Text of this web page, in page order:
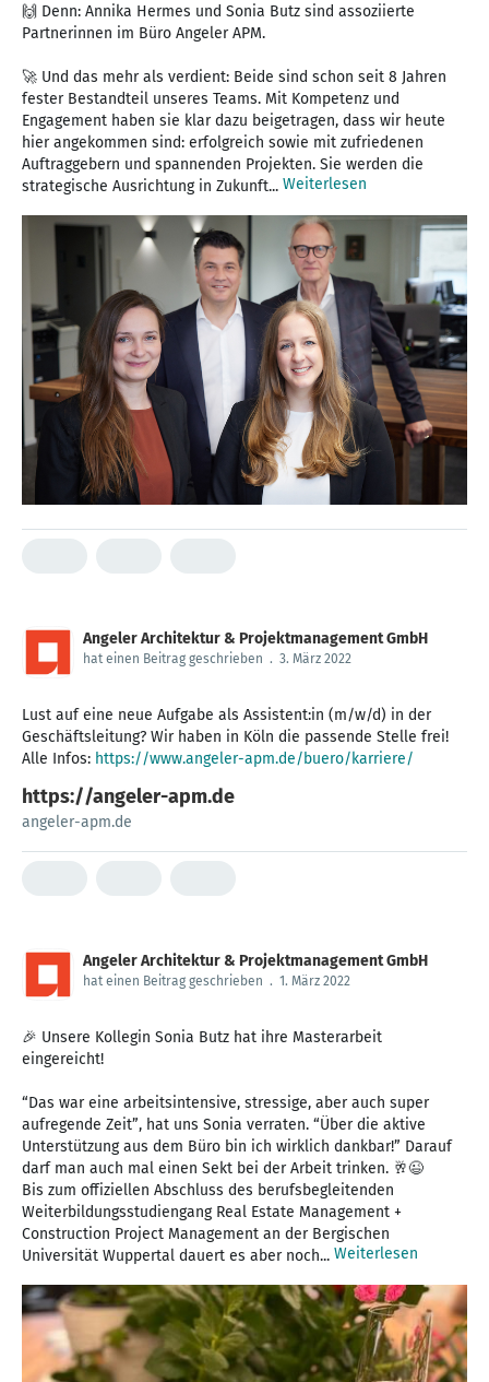
🙌 Denn: Annika Hermes und Sonia Butz sind assoziierte
Partnerinnen im Büro Angeler APM.
🚀 Und das mehr als verdient: Beide sind schon seit 8 Jahren
fester Bestandteil unseres Teams. Mit Kompetenz und
Engagement haben sie klar dazu beigetragen, dass wir heute
hier angekommen sind: erfolgreich sowie mit zufriedenen
Auftraggebern und spannenden Projekten. Sie werden die
strategische Ausrichtung in Zukunft... Weiterlesen
Angeler Architektur & Projektmanagement GmbH
hat einen Beitrag geschrieben . 3. März 2022
Lust auf eine neue Aufgabe als Assistent:in (m/w/d) in der
Geschäftsleitung? Wir haben in Köln die passende Stelle frei!
Alle Infos: https://www.angeler-apm.de/buero/karriere/
https://angeler-apm.de
angeler-apm.de
Angeler Architektur & Projektmanagement GmbH
hat einen Beitrag geschrieben . 1. März 2022
🎉 Unsere Kollegin Sonia Butz hat ihre Masterarbeit
eingereicht!
“Das war eine arbeitsintensive, stressige, aber auch super
aufregende Zeit”, hat uns Sonia verraten. “Über die aktive
Unterstützung aus dem Büro bin ich wirklich dankbar!” Darauf
darf man auch mal einen Sekt bei der Arbeit trinken. 🥂😉
Bis zum offiziellen Abschluss des berufsbegleitenden
Weiterbildungsstudiengang Real Estate Management +
Construction Project Management an der Bergischen
Universität Wuppertal dauert es aber noch... Weiterlesen